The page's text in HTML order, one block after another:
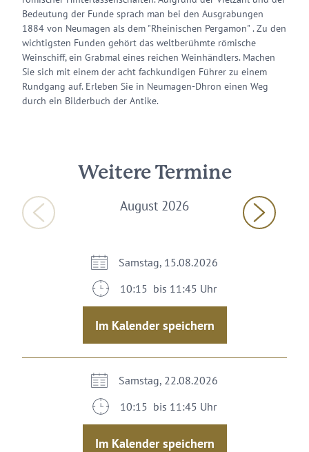
Bedeutung der Funde sprach man bei den Ausgrabungen
1884 von Neumagen als dem "Rheinischen Pergamon" . Zu den
wichtigsten Funden gehört das weltberühmte römische
Weinschiff, ein Grabmal eines reichen Weinhändlers. Machen
Sie sich mit einem der acht fachkundigen Führer zu einem
Rundgang auf. Erleben Sie in Neumagen-Dhron einen Weg
durch ein Bilderbuch der Antike.
Weitere Termine
August 2026
Samstag, 15.08.2026
10:15 bis 11:45 Uhr
Im Kalender speichern
Samstag, 22.08.2026
10:15 bis 11:45 Uhr
Im Kalender speichern